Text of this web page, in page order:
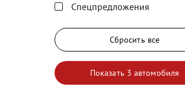
Спецпредложения
Сбросить все
Показать 3 автомобиля